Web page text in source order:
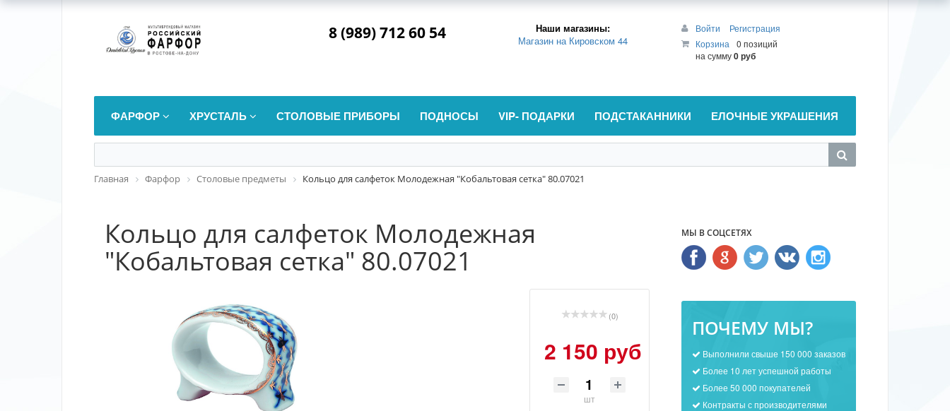
8 (989) 712 60 54
Наши магазины:
Магазин на Кировском 44
Войти
Регистрация
Корзина
0 позиций
на сумму0 руб
ФАРФОР ХРУСТАЛЬ СТОЛОВЫЕ ПРИБОРЫ ПОДНОСЫ VIP- ПОДАРКИ ПОДСТАКАННИКИ ЕЛОЧНЫЕ УКРАШЕНИЯ
Главная Фарфор Столовые предметы Кольцо для салфеток Молодежная "Кобальтовая сетка" 80.07021
Кольцо для салфеток Молодежная
"Кобальтовая сетка" 80.07021
(0)
2 150 руб
шт
МЫ В СОЦСЕТЯХ
ПОЧЕМУ МЫ?
Выполнили свыше 150 000 заказов
Более 10 лет успешной работы
Более 50 000 покупателей
Контракты с производителями